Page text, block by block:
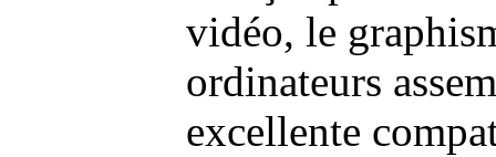
vidéo, le
ordinateurs
excellente